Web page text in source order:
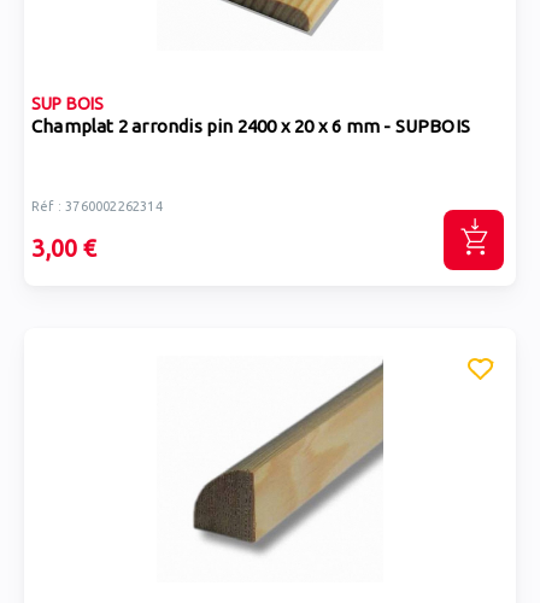
SUP BOIS
Champlat 2 arrondis pin 2400 x 20 x 6 mm - SUPBOIS
Réf : 3760002262314
3,00 €